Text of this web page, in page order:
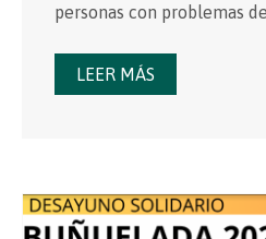
personas con problemas
LEER MÁS